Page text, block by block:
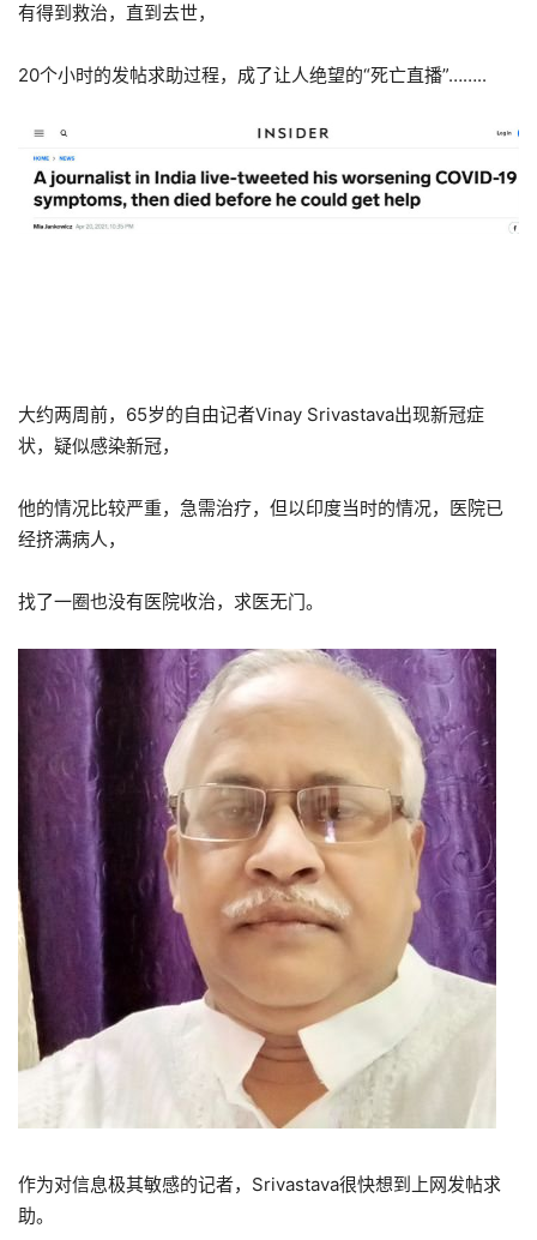
有得到救治，直到去世，
20个小时的发帖求助过程，成了让人绝望的“死亡直播”……..
大约两周前，65岁的自由记者Vinay Srivastava出现新冠症
状，疑似感染新冠，
他的情况比较严重，急需治疗，但以印度当时的情况，医院已
经挤满病人，
找了一圈也没有医院收治，求医无门。
作为对信息极其敏感的记者，Srivastava很快想到上网发帖求
助。